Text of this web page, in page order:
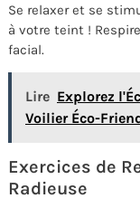
Se relaxer et se
à votre teint !
facial.
Lire Explorez
Voilier Éco-
Exercices de
Radieuse